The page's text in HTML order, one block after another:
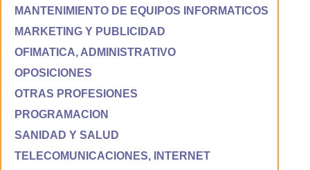
MANTENIMIENTO DE EQUIPOS INFORMATICOS
MARKETING Y PUBLICIDAD
OFIMATICA, ADMINISTRATIVO
OPOSICIONES
OTRAS PROFESIONES
PROGRAMACION
SANIDAD Y SALUD
TELECOMUNICACIONES, INTERNET